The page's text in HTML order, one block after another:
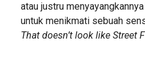
atau justru
untuk menikmati sebuah
That doesn’t look like Street